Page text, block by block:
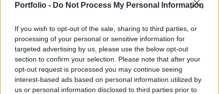
Portfolio - Do Not Process My Personal Information
If you wish to opt-out of the sale, sharing to third parties, or
processing of your personal or sensitive information for
targeted advertising by us, please use the below opt-out
section to confirm your selection. Please note that after your
opt-out request is processed you may continue seeing
interest-based ads based on personal information utilized by
us or personal information disclosed to third parties prior to
Enyhe profit-taking az USA-ban
Portfolio
2000. június 07. 09:02
Csökkenéssel zártak tegnap a fôbb amerikai
részvényindexek.